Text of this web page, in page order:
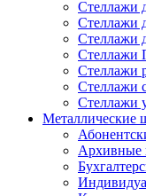
Стеллажи
Стеллажи
Стеллажи
Стеллажи
Стеллажи
Стеллажи
Стеллажи
Металлические